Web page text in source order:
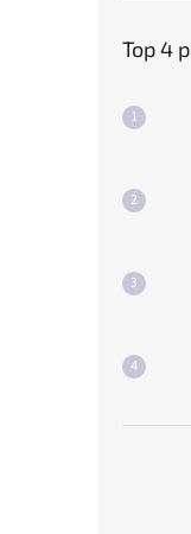
Top 4